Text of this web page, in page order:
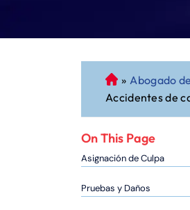
A
b
o
g
d
o
» Abogado
Accidentes de
On This Page
Asignación de Culpa
Pruebas y Daños